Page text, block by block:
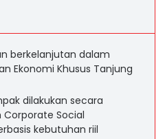
berkelanjutan dalam
Ekonomi Khusus Tanjung
dilakukan secara
Social
kebutuhan riil